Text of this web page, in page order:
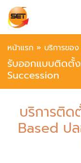
หน้าแรก » บริการขอ
รับออกแบบติดตั้
Succession
บริการติด
Based ป